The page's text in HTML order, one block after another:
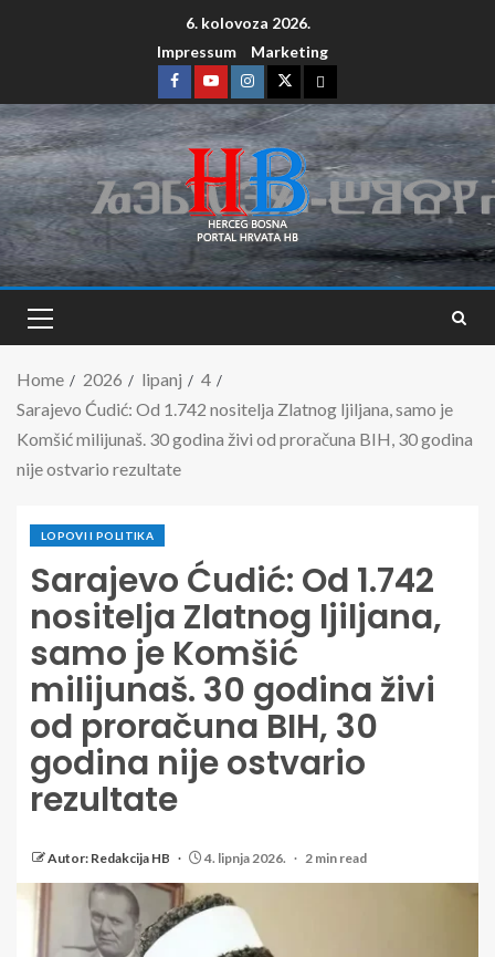
6. kolovoza 2026.
Impressum
Marketing
Home 2026 lipanj
4
Sarajevo Ćudić: Od 1.742 nositelja Zlatnog ljiljana, samo je
Komšić milijunaš. 30 godina živi od proračuna BIH, 30 godina
nije ostvario rezultate
LOPOVI I POLITIKA
Sarajevo Ćudić: Od 1.742
nositelja Zlatnog ljiljana,
samo je Komšić
milijunaš. 30 godina živi
od proračuna BIH, 30
godina nije ostvario
rezultate
Autor: Redakcija HB 4. lipnja 2026. 2 min read